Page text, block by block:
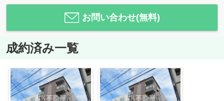
お問い合わせ(無料)
成約済み一覧